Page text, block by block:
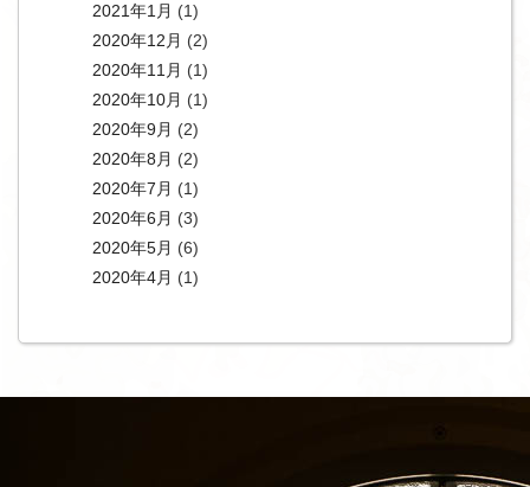
2021年1月 (1)
2020年12月 (2)
2020年11月 (1)
2020年10月 (1)
2020年9月 (2)
2020年8月 (2)
2020年7月 (1)
2020年6月 (3)
2020年5月 (6)
2020年4月 (1)